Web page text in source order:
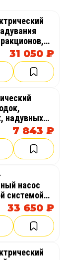
31 050 ₽
надувных
7 843 ₽
насос
системой
в надувном
палатке
33 650 ₽